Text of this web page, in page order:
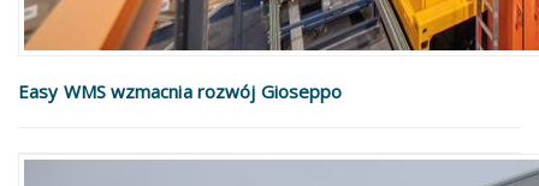
Easy WMS wzmacnia rozwój Gioseppo